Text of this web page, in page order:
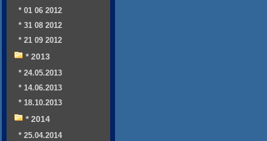
* 01 06 2012
* 31 08 2012
* 21 09 2012
* 2013
* 24.05.2013
* 14.06.2013
* 18.10.2013
* 2014
* 25.04.2014